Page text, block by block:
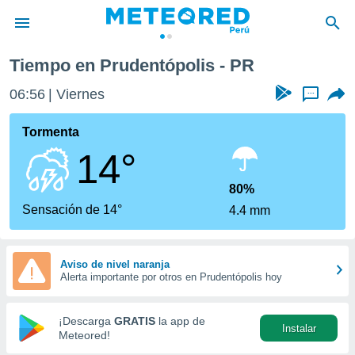
de
ha sido
para
que se
calidad.
a este
las
y
forma
digital
basada
Tiempo en Prudentópolis - PR
06:56 Viernes ...
Tormenta
14°
Sensación de 14°
80%
4.4 mm
Aviso de nivel naranja
Alerta importante por otros en Prudentópolis hoy
¡Descarga GRATIS la app de
Meteored!
Instalar